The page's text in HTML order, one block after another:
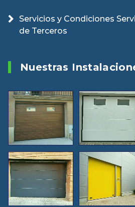
Servicios y Condiciones
de Terceros
Nuestras